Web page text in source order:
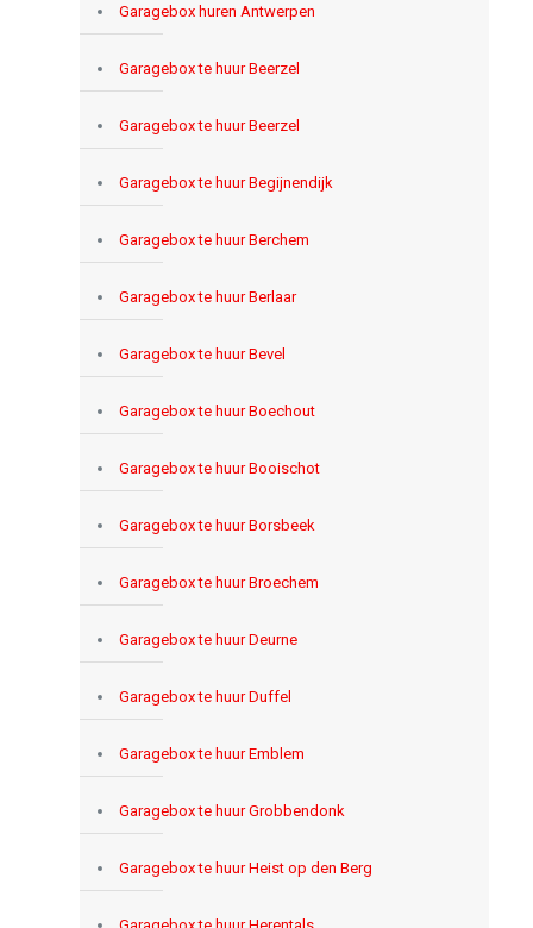
Garagebox huren Antwerpen
Garagebox te huur Beerzel
Garagebox te huur Beerzel
Garagebox te huur Begijnendijk
Garagebox te huur Berchem
Garagebox te huur Berlaar
Garagebox te huur Bevel
Garagebox te huur Boechout
Garagebox te huur Booischot
Garagebox te huur Borsbeek
Garagebox te huur Broechem
Garagebox te huur Deurne
Garagebox te huur Duffel
Garagebox te huur Emblem
Garagebox te huur Grobbendonk
Garagebox te huur Heist op den Berg